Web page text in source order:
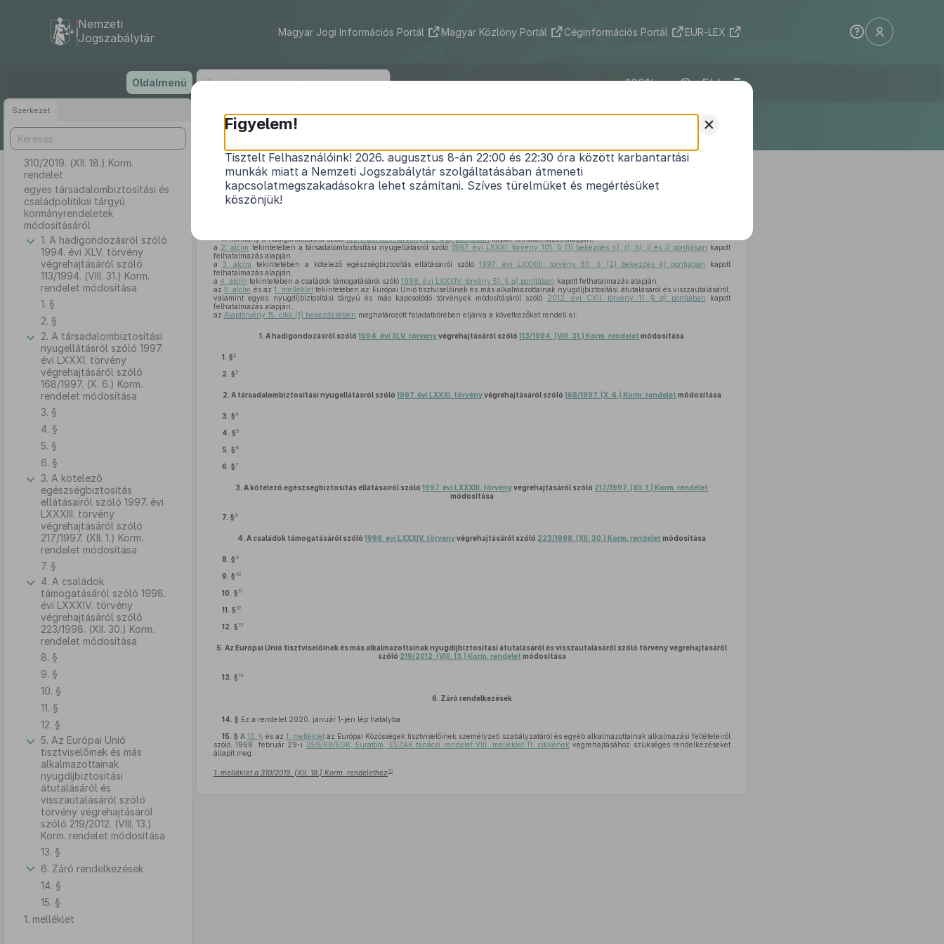
tartalomra
Nemzeti
Jogszabálytár
Magyar Jogi Információs Portál Magyar Közlöny Portál Céginformációs Portál EUR-LEX
Oldalmenü ELI
Szerkezet
310/2019. (XII. 18.) Korm.
rendelet
egyes társadalombiztosítási és
családpolitikai tárgyú
kormányrendeletek
módosításáról
1. A hadigondozásról szóló
1994. évi XLV. törvény
végrehajtásáról szóló
113/1994. (VIII. 31.) Korm.
rendelet módosítása
1. §
2. §
2. A társadalombiztosítási
nyugellátásról szóló 1997.
évi LXXXI. törvény
végrehajtásáról szóló
168/1997. (X. 6.) Korm.
rendelet módosítása
3. §
4. §
5. §
6. §
3. A kötelező
egészségbiztosítás
ellátásairól szóló 1997. évi
LXXXIII. törvény
végrehajtásáról szóló
217/1997. (XII. 1.) Korm.
rendelet módosítása
7. §
4. A családok
támogatásáról szóló 1998.
évi LXXXIV. törvény
végrehajtásáról szóló
223/1998. (XII. 30.) Korm.
rendelet módosítása
8. §
9. §
10. §
11. §
12. §
5. Az Európai Unió
tisztviselőinek és más
alkalmazottainak
nyugdíjbiztosítási
átutalásáról és
visszautalásáról szóló
törvény végrehajtásáról
szóló 219/2012. (VIII. 13.)
Korm. rendelet módosítása
13. §
6. Záró rendelkezések
14. §
15. §
1. melléklet
310/2019. (XII. 18.) Korm. rendelet
egyes társadalombiztosítási és családpolitikai tárgyú kormányrendeletek
módosításáról1
A Kormány a hadigondozásról szóló1994. évi XLV. törvény 28. §b)pontjábankapott felhatalmazás alapján,
a 2. alcím tekintetében a társadalombiztosítási nyugellátásról szóló 1997. évi LXXXI. törvény 101. § (1) bekezdés c), f), h), i) és l) pontjában kapott
felhatalmazás alapján,
a 3. alcím tekintetében a kötelező egészségbiztosítás ellátásairól szóló1997. évi LXXXIII. törvény 83. § (2) bekezdés k) pontjában
kapott
felhatalmazás alapján,
a 4. alcím tekintetében a családok támogatásáról szóló 1998. évi LXXXIV. törvény 51. § a) pontjában kapott felhatalmazás alapján,
az5. alcím és az1. melléklettekintetében az Európai Unió tisztviselőinek és más alkalmazottainak nyugdíjbiztosítási átutalásáról és visszautalásáról,
valamint egyes nyugdíjbiztosítási tárgyú és más kapcsolódó törvények módosításáról szóló 2012. évi CXII. törvény 11. §a) pontjában kapott
felhatalmazás alapján,
az Alaptörvény 15. cikk (1) bekezdésében meghatározott feladatkörében eljárva a következőket rendeli el:
1. A hadigondozásról szóló1994. évi XLV. törvényvégrehajtásáról szóló113/1994. (VIII. 31.) Korm. rendelet módosítása
1. §2
2. §3
2. A társadalombiztosítási nyugellátásról szóló 1997. évi LXXXI. törvényvégrehajtásáról szóló 168/1997. (X. 6.) Korm. rendelet módosítása
3. §4
4. §5
5. § 6
6. §7
3. A kötelező egészségbiztosítás ellátásairól szóló1997. évi LXXXIII. törvényvégrehajtásáról szóló 217/1997. (XII. 1.) Korm. rendelet
módosítása
7. § 8
4. A családok támogatásáról szóló1998. évi LXXXIV. törvényvégrehajtásáról szóló 223/1998. (XII. 30.) Korm. rendelet módosítása
8. § 9
9. § 10
10. § 11
11. § 12
12. § 13
5. Az Európai Unió tisztviselőinek és más alkalmazottainak nyugdíjbiztosítási átutalásáról és visszautalásáról szóló törvény végrehajtásáról
szóló 219/2012. (VIII. 13.) Korm. rendelet módosítása
13. § 14
6. Záró rendelkezések
14. § Ez a rendelet 2020. január 1-jén lép hatályba.
15. § A 13. § és az 1. mellékletaz Európai Közösségek tisztviselőinek személyzeti szabályzatáról és egyéb alkalmazottainak alkalmazási feltételeiről
szóló, 1968. február 29-i 259/68/EGK, Euratom, ESZAK tanácsi rendelet VIII. melléklet 11. cikkének végrehajtásához szükséges rendelkezéseket
állapít meg.
1. melléklet a 310/2019. (XII. 18.) Korm. rendelethez 15
+
Figyelem!
Tisztelt Felhasználóink! 2026. augusztus 8-án 22:00 és 22:30 óra között karbantartási
munkák miatt a Nemzeti Jogszabálytár szolgáltatásában átmeneti
kapcsolatmegszakadásokra lehet számítani. Szíves türelmüket és megértésüket
köszönjük!